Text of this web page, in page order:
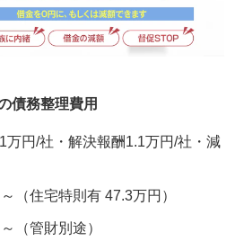
債務整理費用
万円/社・解決報酬1.1万円/社・減
（住宅特則有 47.3万円）
（管財別途）